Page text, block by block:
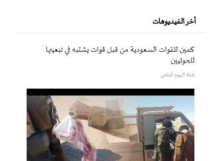
أخر الفيديوهات
كمين للقوات السعودية من قبل قوات يشتبه في تبعيتها
للحوثيين
قناة اليوم الثامن